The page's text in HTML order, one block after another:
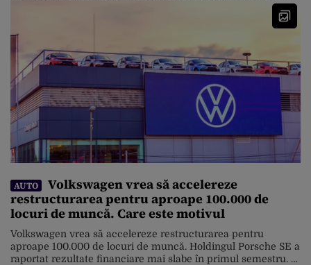
AUTO
Volkswagen vrea să accelereze
restructurarea pentru aproape 100.000 de
locuri de muncă. Care este motivul
Volkswagen vrea să accelereze restructurarea pentru
aproape 100.000 de locuri de muncă. Holdingul Porsche SE a
raportat rezultate financiare mai slabe în primul semestru. În
pușcăriile iberice. Experiența acumulată pe stradă l-a ajutat
să devină, astăzi, o vedetă a platformelor de socializare, iar